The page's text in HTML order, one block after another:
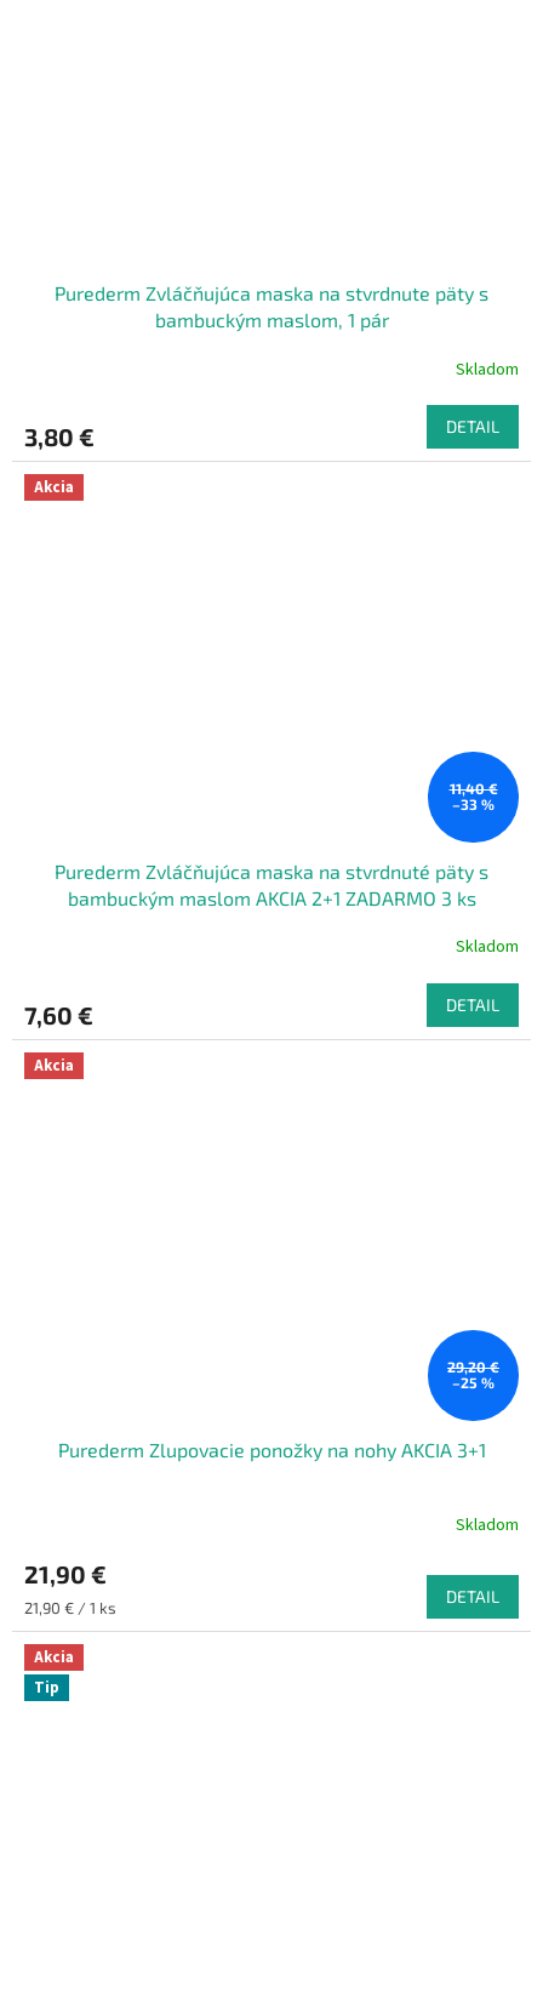
Purederm Zvláčňujúca maska na stvrdnute päty s
bambuckým maslom, 1 pár
Skladom
3,80 € DETAIL
Akcia
11,40 €
–33 %
Purederm Zvláčňujúca maska ​​na stvrdnuté päty s
bambuckým maslom AKCIA 2+1 ZADARMO 3 ks
Skladom
7,60 € DETAIL
Akcia
29,20 €
–25 %
Purederm Zlupovacie ponožky na nohy AKCIA 3+1
Skladom
21,90 €
Jednotková
cena:
21,90 € / 1 ks
DETAIL
Akcia
Tip